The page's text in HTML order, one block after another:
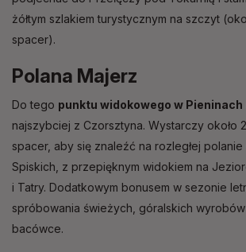
żółtym szlakiem turystycznym na szczyt
spacer).
Polana Majerz
Do tego punktu widokowego w Pieninach
najszybciej z Czorsztyna. Wystarczy około
spacer, aby się znaleźć na rozległej polanie
Spiskich, z przepięknym widokiem na
i Tatry. Dodatkowym bonusem w sezonie
spróbowania świeżych, góralskich
bacówce.